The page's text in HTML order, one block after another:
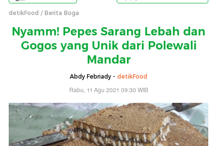
detikFood Berita Boga
Nyamm! Pepes Sarang Lebah dan
Gogos yang Unik dari Polewali
Mandar
Abdy Febriady - detikFood
Rabu, 11 Agu 2021 09:30 WIB